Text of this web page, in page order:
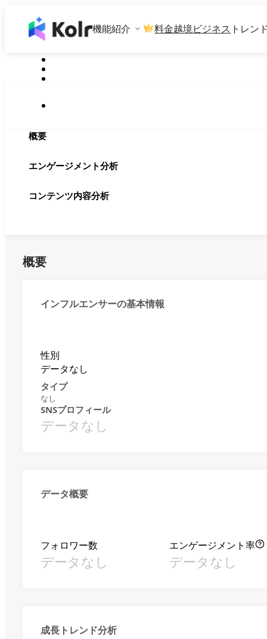
機能紹介 料金越境ビジネス トレン
概要
エンゲージメント分析
コンテンツ内容分析
概要
インフルエンサーの基本情報
性別
データなし
タイプ
なし
SNSプロフィール
データなし
データ概要
フォロワー数
データなし
エンゲージメント率
データなし
成長トレンド分析